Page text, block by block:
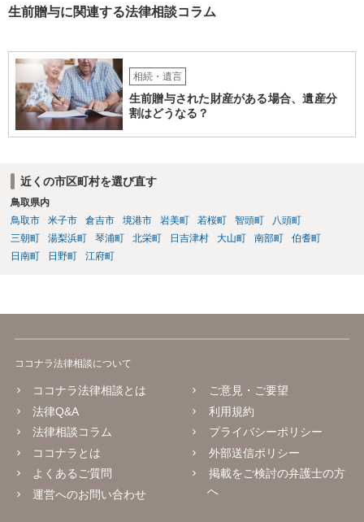
生前贈与に関連する法律相談コラム
相続・遺言
生前贈与された財産がある場合、遺産分
割はどうなる？
近くの市区町村を選び直す
鳥取県内
鳥取市
米子市 倉吉市 境港市 岩美町 若桜町 智頭町
八頭町
三朝町
湯梨浜町 琴浦町 北栄町 日吉津村 大山町 南部町
伯耆町
日南町
日野町 江府町
ココナラ法律相談について
ココナラ法律相談とは
法律Q&A
法律相談コラム
ココナラとは
よくあるご質問
運営へのお問い合わせ
ご意見・ご要望
利用規約
プライバシーポリシー
外部送信ポリシー
掲載をご検討の弁護士の方
へ